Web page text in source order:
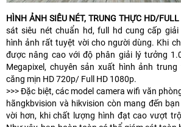
HÌNH ẢNH SIÊU NÉT, TRUNG THỰC HD/FULL
sát siêu nét chuẩn hd, full hd cung cấp
hình ảnh rất tuyệt vời cho người dùng. Khi
được nâng cao với độ phân giải lý tưởng
Megapixel, chuyên sản xuất hình ảnh
căng mịn HD 720p/ Full HD 1080p.
>>> Đặc biệt, các model camera wifi văn
hãngkbvision và hikvision còn mang đến
vời hơn, khi chất lượng hình đạt cao vượt